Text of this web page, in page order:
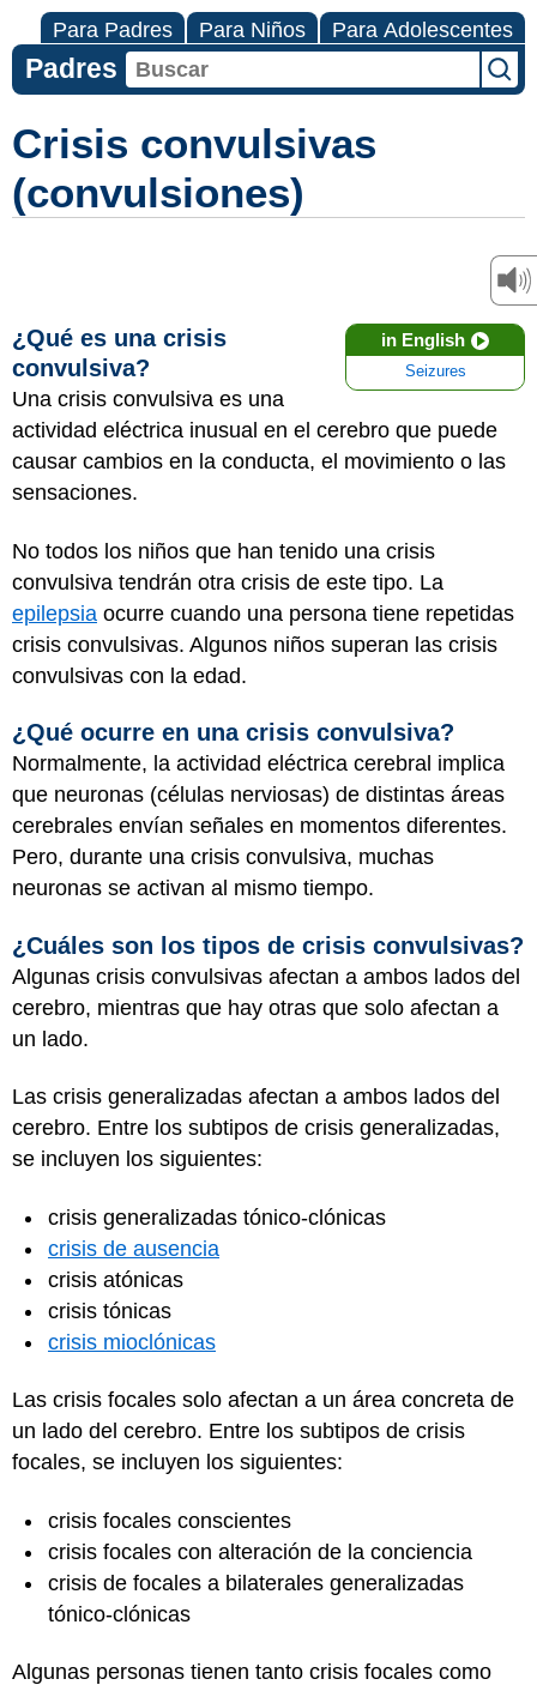
Para Padres Para Niños Para Adolescentes
Padres
Crisis convulsivas
(convulsiones)
in English
Seizures
¿Qué es una crisis
convulsiva?
Una crisis convulsiva es una
actividad eléctrica inusual en el cerebro que puede
causar cambios en la conducta, el movimiento o las
sensaciones.
No todos los niños que han tenido una crisis
convulsiva tendrán otra crisis de este tipo. La
epilepsia ocurre cuando una persona tiene repetidas
crisis convulsivas. Algunos niños superan las crisis
convulsivas con la edad.
¿Qué ocurre en una crisis convulsiva?
Normalmente, la actividad eléctrica cerebral implica
que neuronas (células nerviosas) de distintas áreas
cerebrales envían señales en momentos diferentes.
Pero, durante una crisis convulsiva, muchas
neuronas se activan al mismo tiempo.
¿Cuáles son los tipos de crisis convulsivas?
Algunas crisis convulsivas afectan a ambos lados del
cerebro, mientras que hay otras que solo afectan a
un lado.
Las crisis generalizadas afectan a ambos lados del
cerebro. Entre los subtipos de crisis generalizadas,
se incluyen los siguientes:
crisis generalizadas tónico-clónicas
crisis de ausencia
crisis atónicas
crisis tónicas
crisis mioclónicas
Las crisis focales solo afectan a un área concreta de
un lado del cerebro. Entre los subtipos de crisis
focales, se incluyen los siguientes:
crisis focales conscientes
crisis focales con alteración de la conciencia
crisis de focales a bilaterales generalizadas
tónico-clónicas
Algunas personas tienen tanto crisis focales como